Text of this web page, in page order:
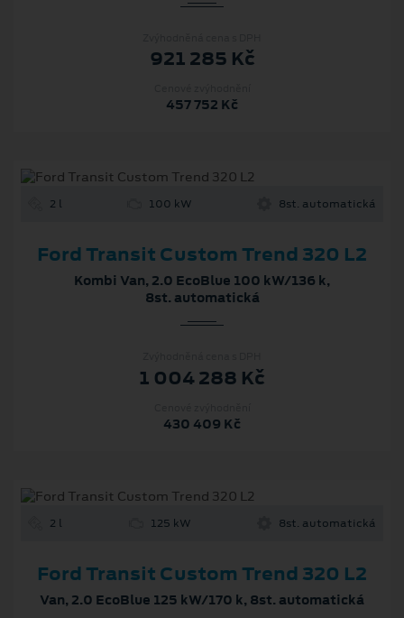
921 285 Kč
457 752 Kč
2 l 100 kW 8st. automatická
Ford Transit Custom Trend 320 L2
Kombi Van, 2.0 EcoBlue 100 kW/136 k,
8st. automatická
1 004 288 Kč
430 409 Kč
2 l 125 kW 8st. automatická
Ford Transit Custom Trend 320 L2
Van, 2.0 EcoBlue 125 kW/170 k, 8st. automatická